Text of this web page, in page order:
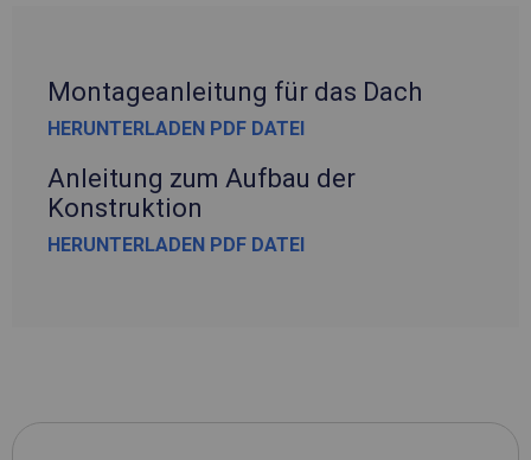
Montageanleitung für das Dach
HERUNTERLADEN PDF DATEI
Anleitung zum Aufbau der
Konstruktion
HERUNTERLADEN PDF DATEI